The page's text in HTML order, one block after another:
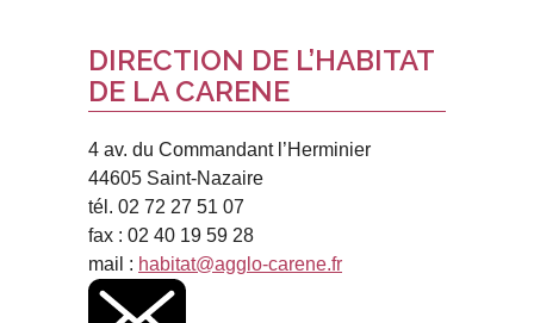
DIRECTION DE L’HABITAT
DE LA CARENE
4 av. du Commandant l’Herminier
44605 Saint-Nazaire
tél. 02 72 27 51 07
fax : 02 40 19 59 28
mail : habitat@agglo-carene.fr